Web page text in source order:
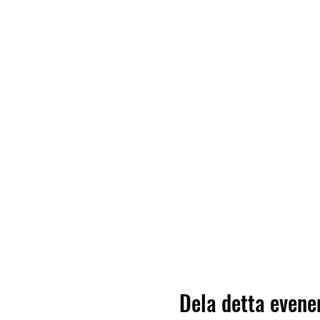
Dela detta